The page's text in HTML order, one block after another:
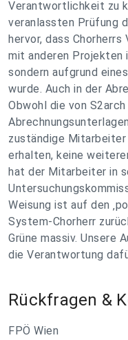
Verantwortlichkeit zu
veranlassten Prüfung
hervor, dass
mit anderen Projekten
sondern aufgrund
wurde. Auch in der
Obwohl die von
zuständige
erhalten, keine
hat der Mitarbeiter in
Weisung ist auf den
System-Chorherr
Grüne massiv. Unsere
die Verantwortung
Rückfragen &
FPÖ Wien